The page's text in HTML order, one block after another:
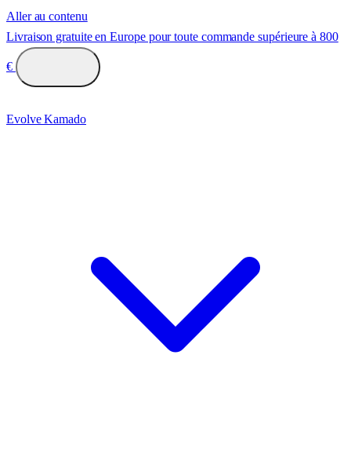
Aller au contenu
Livraison gratuite en Europe pour toute commande supérieure à 800
€
Evolve Kamado